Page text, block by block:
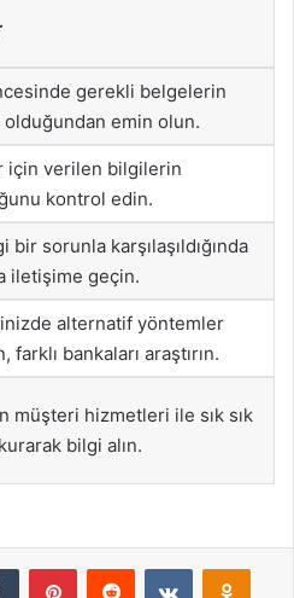
gerekli belgelerin
emin olun.
için verilen bilgilerin
kontrol edin.
bir sorunla karşılaşıldığında
iletişime geçin.
alternatif yöntemler
farklı bankaları araştırın.
müşteri hizmetleri ile sık sık
bilgi alın.
Tumblr PinterestReddit VKontakte